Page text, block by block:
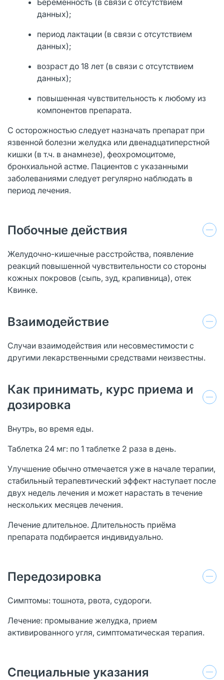
данных);
период лактации (в связи с отсутствием
данных);
возраст до 18 лет (в связи с отсутствием
данных);
повышенная чувствительность к любому из
компонентов препарата.
С осторожностью следует назначать препарат при
язвенной болезни желудка или двенадцатиперстной
кишки (в т.ч. в анамнезе), феохромоцитоме,
бронхиальной астме. Пациентов с указанными
заболеваниями следует регулярно наблюдать в
период лечения.
Побочные действия
Желудочно-кишечные расстройства, появление
реакций повышенной чувствительности со стороны
кожных покровов (сыпь, зуд, крапивница), отек
Квинке.
Взаимодействие
Случаи взаимодействия или несовместимости с
другими лекарственными средствами неизвестны.
Как принимать, курс приема и
дозировка
Внутрь, во время еды.
Таблетка 24 мг: по 1 таблетке 2 раза в день.
Улучшение обычно отмечается уже в начале терапии,
стабильный терапевтический эффект наступает после
двух недель лечения и может нарастать в течение
нескольких месяцев лечения.
Лечение длительное. Длительность приёма
препарата подбирается индивидуально.
Передозировка
Симптомы: тошнота, рвота, судороги.
Лечение: промывание желудка, прием
активированного угля, симптоматическая терапия.
Специальные указания